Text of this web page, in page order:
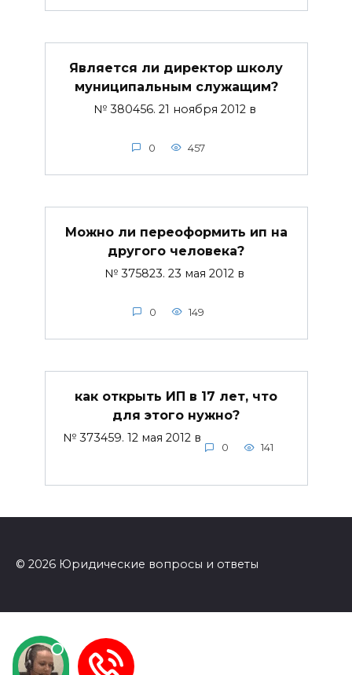
Является ли директор школу
муниципальным служащим?
№ 380456. 21 ноября 2012 в
0 457
Можно ли переоформить ип на
другого человека?
№ 375823. 23 мая 2012 в
0 149
как открыть ИП в 17 лет, что
для этого нужно?
№ 373459. 12 мая 2012 в
0 141
© 2026 Юридические вопросы и ответы